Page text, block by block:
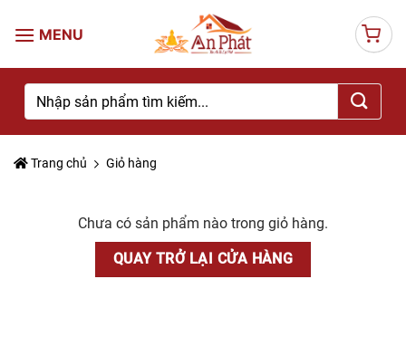
Tìm
kiếm:
Trang chủ Giỏ hàng
Chưa có sản phẩm nào trong giỏ hàng.
QUAY TRỞ LẠI CỬA HÀNG